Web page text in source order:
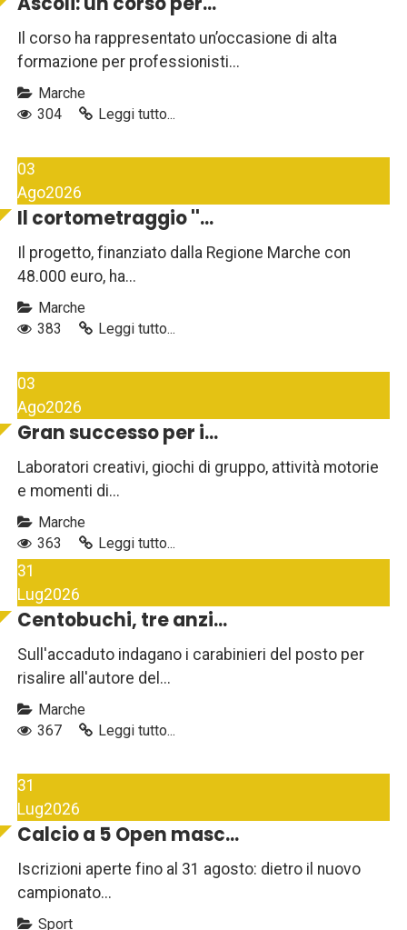
Il corso ha rappresentato un’occasione di alta
formazione per professionisti...
Marche
304
Leggi tutto...
03
Ago2026
Il cortometraggio ''...
Il progetto, finanziato dalla Regione Marche con
48.000 euro, ha...
Marche
383
Leggi tutto...
03
Ago2026
Gran successo per i...
Laboratori creativi, giochi di gruppo, attività motorie
e momenti di...
Marche
363
Leggi tutto...
31
Lug2026
Centobuchi, tre anzi...
Sull'accaduto indagano i carabinieri del posto per
risalire all'autore del...
Marche
367
Leggi tutto...
31
Lug2026
Calcio a 5 Open masc...
Iscrizioni aperte fino al 31 agosto: dietro il nuovo
campionato...
Sport